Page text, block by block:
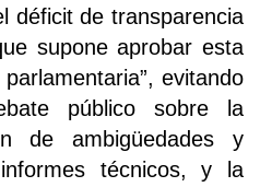
déficit de transparencia
supone aprobar esta
evitando
público sobre la
de ambigüedades y
técnicos, y la